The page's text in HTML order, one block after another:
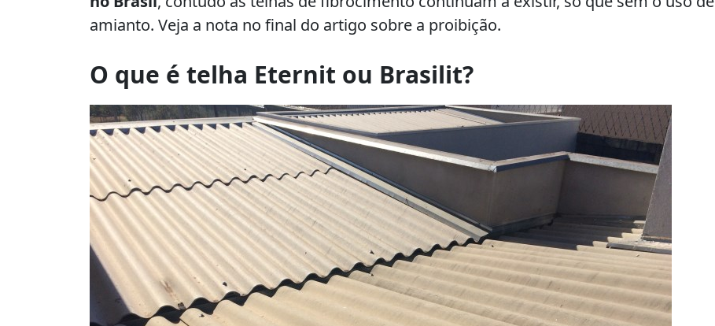
amianto. Veja a nota no final do artigo sobre a proibição.
O que é telha Eternit ou Brasilit?